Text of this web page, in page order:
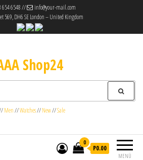
654 6548 //
info@your-mail.com
569, DH6 SE London – United Kingdom
Shop24
Men//Watches//New//Sale
MENÜ
0
P0.00